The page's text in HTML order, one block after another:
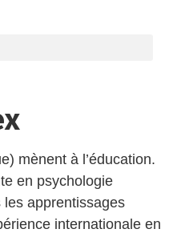
mènent à l’éducation.
en psychologie
apprentissages
internationale en